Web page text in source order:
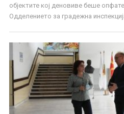
објектите кој деновиве беше
Одделението за градежна